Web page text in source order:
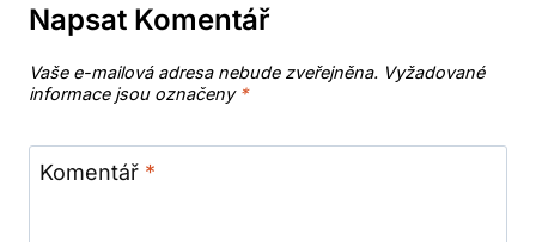
Napsat Komentář
Vaše e-mailová adresa nebude zveřejněna. Vyžadované
informace jsou označeny *
Komentář *